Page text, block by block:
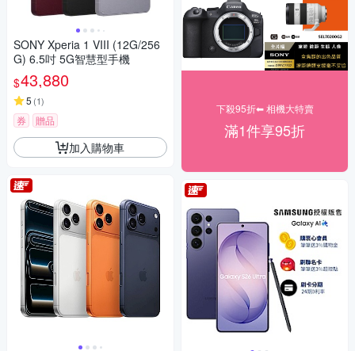
SONY Xperia 1 VIII (12G/256
G) 6.5吋 5G智慧型手機
$43,880
5 (1)
券 贈品
加入購物車
下殺95折⬅︎ 相機大特賣
滿1件享95折